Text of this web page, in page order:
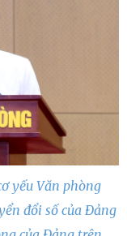
yếu Văn phòng
đổi số của Đảng